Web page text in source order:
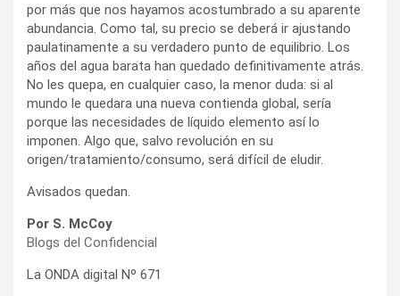
por más que nos hayamos acostumbrado a su aparente
abundancia. Como tal, su precio se deberá ir ajustando
paulatinamente a su verdadero punto de equilibrio. Los
años del agua barata han quedado definitivamente atrás.
No les quepa, en cualquier caso, la menor duda: si al
mundo le quedara una nueva contienda global, sería
porque las necesidades de líquido elemento así lo
imponen. Algo que, salvo revolución en su
origen/tratamiento/consumo, será difícil de eludir.
Avisados quedan.
Por S. McCoy
Blogs del Confidencial
La ONDA digital Nº 671